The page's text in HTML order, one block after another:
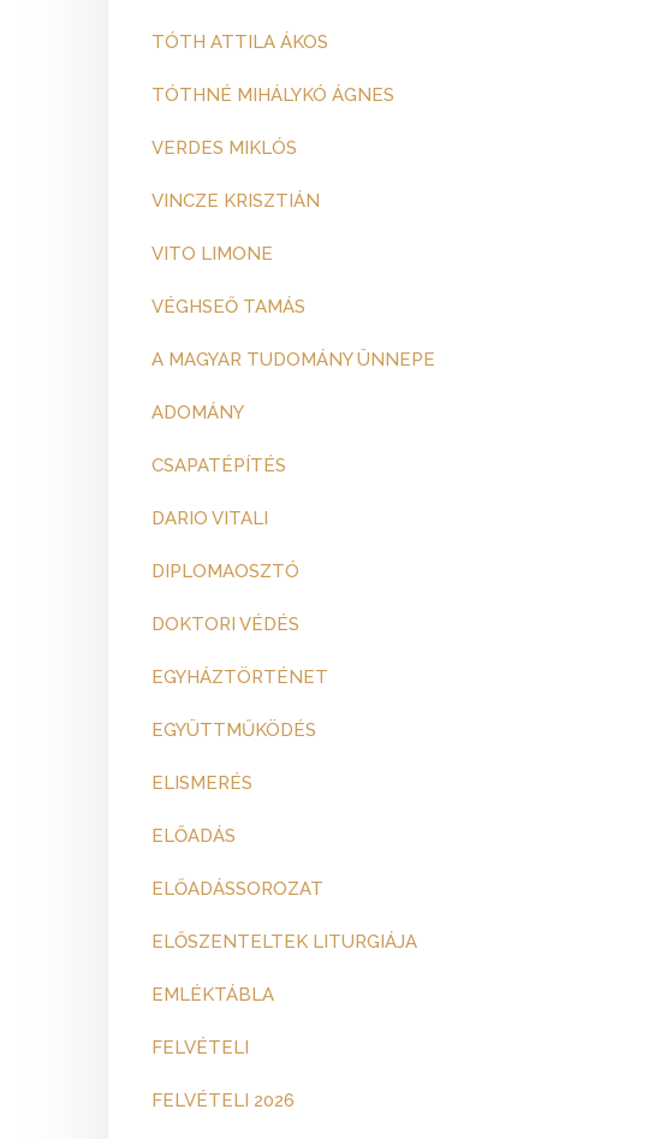
TÓTH ATTILA ÁKOS
TÓTHNÉ MIHÁLYKÓ ÁGNES
VERDES MIKLÓS
VINCZE KRISZTIÁN
VITO LIMONE
VÉGHSEŐ TAMÁS
A MAGYAR TUDOMÁNY ÜNNEPE
ADOMÁNY
CSAPATÉPÍTÉS
DARIO VITALI
DIPLOMAOSZTÓ
DOKTORI VÉDÉS
EGYHÁZTÖRTÉNET
EGYÜTTMŰKÖDÉS
ELISMERÉS
ELŐADÁS
ELŐADÁSSOROZAT
ELŐSZENTELTEK LITURGIÁJA
EMLÉKTÁBLA
FELVÉTELI
FELVÉTELI 2026